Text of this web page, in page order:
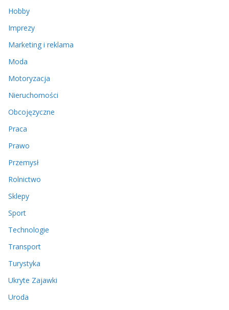
Hobby
Imprezy
Marketing i reklama
Moda
Motoryzacja
Nieruchomości
Obcojęzyczne
Praca
Prawo
Przemysł
Rolnictwo
Sklepy
Sport
Technologie
Transport
Turystyka
Ukryte Zajawki
Uroda